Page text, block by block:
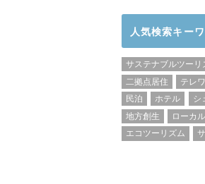
人気検索キー
サステナブルツーリ
二拠点居住
テレ
民泊
ホテル シ
地方創生
ローカル
エコツーリズム